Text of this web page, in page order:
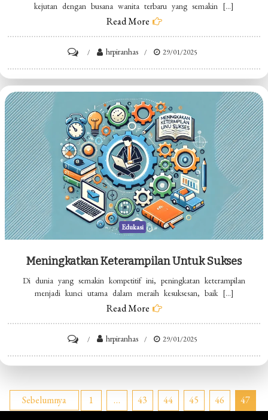
kejutan dengan busana wanita terbaru yang semakin […]
Read More
Busana
Wanita
Terbaru
2025
hrpiranhas 29/01/2025
Edukasi
Meningkatkan Keterampilan Untuk Sukses
Di dunia yang semakin kompetitif ini, peningkatan keterampilan
menjadi kunci utama dalam meraih kesuksesan, baik […]
Read More
Meningkatkan
Untuk
Sukses
hrpiranhas 29/01/2025
Paginasi
Sebelumnya 1 … 43 44 45 46 47